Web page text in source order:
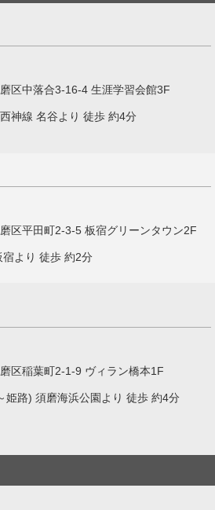
区中落合3-16-4 生涯学習会館3F
神線 名谷より 徒歩 約4分
区平田町2-3-5 板宿グリーンタウン2F
より 徒歩 約2分
区稲葉町2-1-9 ヴィラン橋本1F
姫路) 須磨海浜公園より 徒歩 約4分